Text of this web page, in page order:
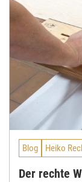
Blog Heiko
Der rechte